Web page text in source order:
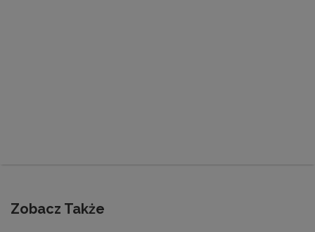
Zobacz Także